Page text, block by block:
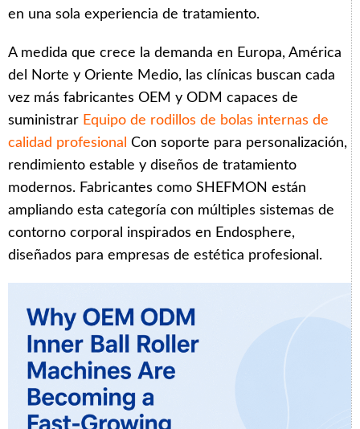
en una sola experiencia de tratamiento.
A medida que crece la demanda en Europa, América
del Norte y Oriente Medio, las clínicas buscan cada
vez más fabricantes OEM y ODM capaces de
suministrar Equipo de rodillos de bolas internas de
calidad profesional Con soporte para personalización,
rendimiento estable y diseños de tratamiento
modernos. Fabricantes como SHEFMON están
ampliando esta categoría con múltiples sistemas de
contorno corporal inspirados en Endosphere,
diseñados para empresas de estética profesional.